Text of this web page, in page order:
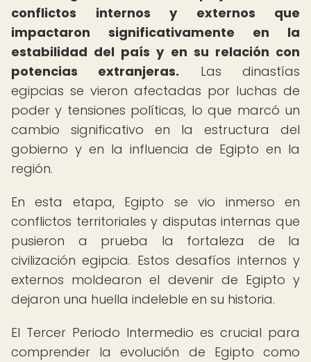
conflictos internos y externos que
impactaron significativamente en la
estabilidad del país y en su relación con
potencias extranjeras. Las dinastías
egipcias se vieron afectadas por luchas de
poder y tensiones políticas, lo que marcó un
cambio significativo en la estructura del
gobierno y en la influencia de Egipto en la
región.
En esta etapa, Egipto se vio inmerso en
conflictos territoriales y disputas internas que
pusieron a prueba la fortaleza de la
civilización egipcia. Estos desafíos internos y
externos moldearon el devenir de Egipto y
dejaron una huella indeleble en su historia.
El Tercer Periodo Intermedio es crucial para
comprender la evolución de Egipto como